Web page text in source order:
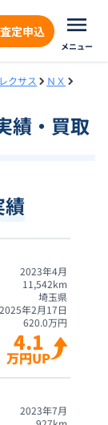
定申込
メニュー
レクサス
ＮＸ
績・買取
績
2023年4月
11,542km
埼玉県
2025年2月17日
620.0万円
4.1
万円UP
2023年7月